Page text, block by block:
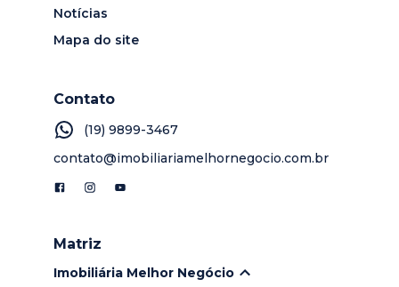
Notícias
Mapa do site
Contato
(19) 9899-3467
contato@imobiliariamelhornegocio.com.br
Matriz
Imobiliária Melhor Negócio